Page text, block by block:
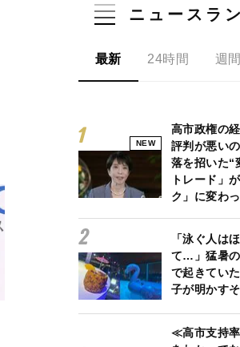
ニュースラ
最新 24時間 週間
NEW
高市政権の
評判が悪い
落を招いた
トレード」
ク」に変わ
「泳ぐ人は
て…」猛暑
で起きてい
子が明かす
≪高市支持